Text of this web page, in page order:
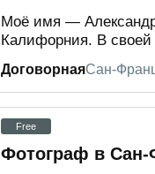
Моё имя —
Калифорния. В своей
ДоговорнаяСан-
Free
Фотограф в Сан-